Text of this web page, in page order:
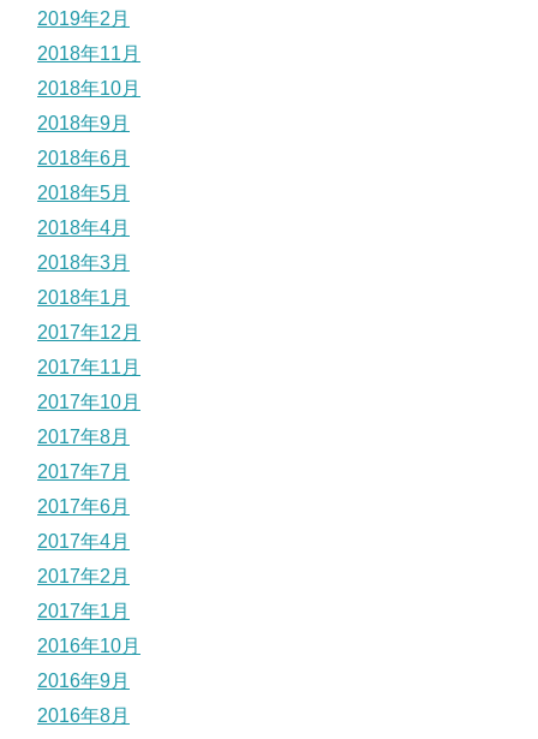
2019年2月
2018年11月
2018年10月
2018年9月
2018年6月
2018年5月
2018年4月
2018年3月
2018年1月
2017年12月
2017年11月
2017年10月
2017年8月
2017年7月
2017年6月
2017年4月
2017年2月
2017年1月
2016年10月
2016年9月
2016年8月